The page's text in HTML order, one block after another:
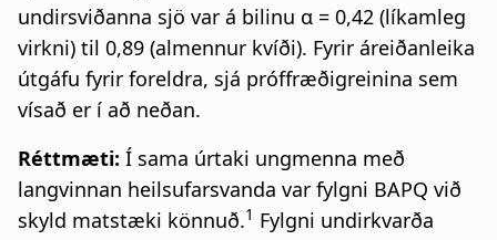
undirsviðanna sjö var á bilinu α = 0,42 (líkamleg
virkni) til 0,89 (almennur kvíði). Fyrir áreiðanleika
útgáfu fyrir foreldra, sjá próffræðigreinina sem
vísað er í að neðan.
Réttmæti: Í sama úrtaki ungmenna með
langvinnan heilsufarsvanda var fylgni BAPQ við
skyld matstæki könnuð.1 Fylgni undirkvarða